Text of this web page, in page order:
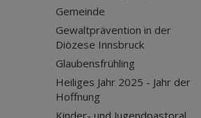
Gemeinde
Gewaltprävention in der
Diözese Innsbruck
Glaubensfrühling
Heiliges Jahr 2025 - Jahr der
Hoffnung
Kinder- und Jugendpastoral